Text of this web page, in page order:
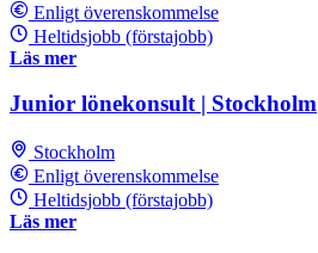
Enligt överenskommelse
Heltidsjobb (förstajobb)
Läs mer
Junior lönekonsult | Stockholm
Stockholm
Enligt överenskommelse
Heltidsjobb (förstajobb)
Läs mer